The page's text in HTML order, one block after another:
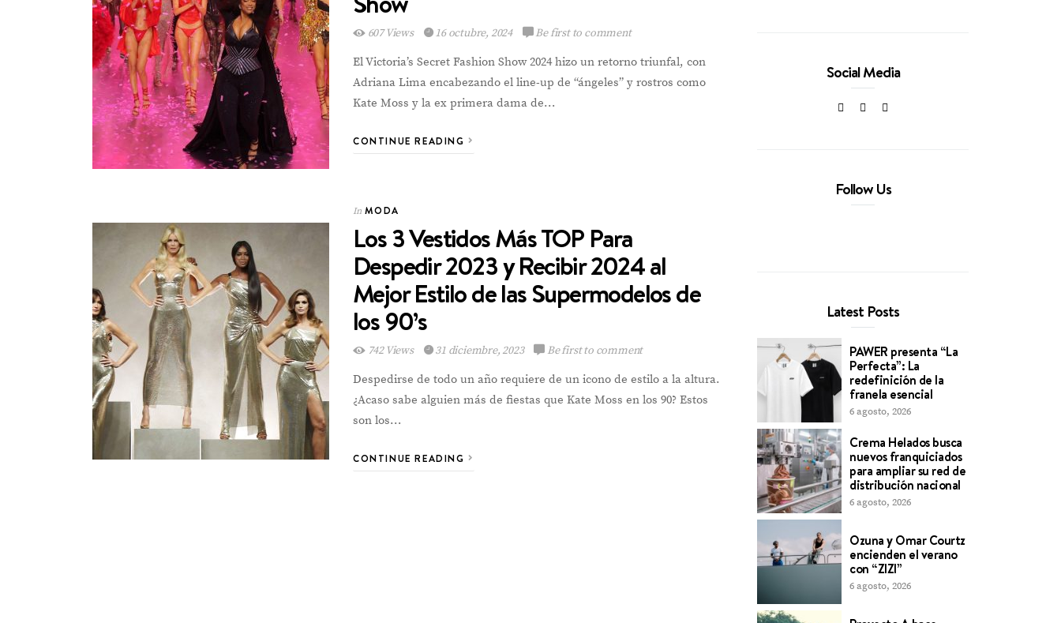
607 Views 16 octubre, 2024 Be first to comment
El Victoria’s Secret Fashion Show 2024 hizo un retorno triunfal, con
Adriana Lima encabezando el line-up de “ángeles” y rostros como
Kate Moss y la ex primera dama de…
CONTINUE READING
In MODA
Los 3 Vestidos Más TOP Para
Despedir 2023 y Recibir 2024 al
Mejor Estilo de las Supermodelos de
los 90’s
742 Views 31 diciembre, 2023 Be first to comment
Despedirse de todo un año requiere de un icono de estilo a la altura.
¿Acaso sabe alguien más de fiestas que Kate Moss en los 90? Estos
son los…
CONTINUE READING
Social Media
Follow Us
Latest Posts
PAWER presenta “La
Perfecta”: La
redefinición de la
franela esencial
6 agosto, 2026
Crema Helados busca
nuevos franquiciados
para ampliar su red de
distribución nacional
6 agosto, 2026
Ozuna y Omar Courtz
encienden el verano
con “ZIZI”
6 agosto, 2026